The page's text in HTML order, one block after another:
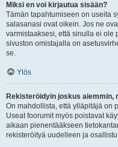
Miksi en voi kirjautua sisään?
Tämän tapahtumiseen on useita
salasanasi ovat oikein. Jos ne
varmistaaksesi, että sinulla ei ole
sivuston omistajalla on
se.
Ylös
Rekisteröidyin joskus aiemmin,
On mahdollista, että ylläpitäjä on
Useat foorumit myös poistavat
aikaan pienentääkseen
rekisteröityä uudelleen ja